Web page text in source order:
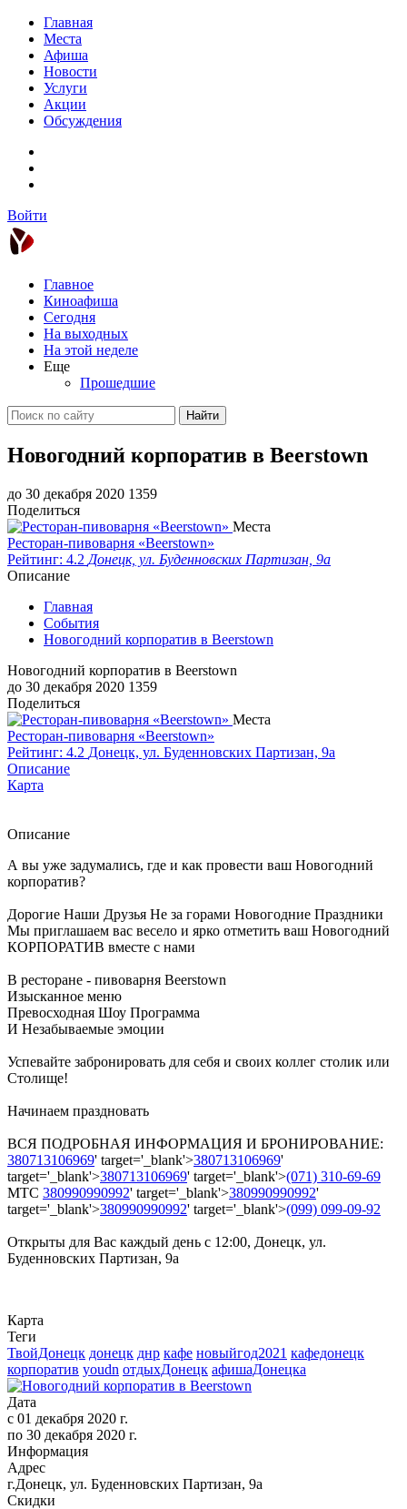
Главная
Места
Афиша
Новости
Услуги
Акции
Обсуждения
Войти
Главное
Киноафиша
Сегодня
На выходных
На этой неделе
Еще
Прошедшие
Найти
Новогодний корпоратив в Beerstown
до 30 декабря 2020 1359
Поделиться
Места
Ресторан-пивоварня «Beerstown»
Рейтинг: 4.2 Донецк, ул. Буденновских Партизан, 9а
Описание
Главная
События
Новогодний корпоратив в Beerstown
Новогодний корпоратив в Beerstown
до 30 декабря 2020 1359
Поделиться
Места
Ресторан-пивоварня «Beerstown»
Рейтинг: 4.2 Донецк, ул. Буденновских Партизан, 9а
Описание
Карта
Описание
А вы уже задумались, где и как провести ваш Новогодний
корпоратив?
Дорогие Наши Друзья Не за горами Новогодние Праздники
Мы приглашаем вас весело и ярко отметить ваш Новогодний
КОРПОРАТИВ вместе с нами
В ресторане - пивоварня Beerstown
Изысканное меню
Превосходная Шоу Программа
И Незабываемые эмоции
Успевайте забронировать для себя и своих коллег столик или
Столище!
Начинаем праздновать
ВСЯ ПОДРОБНАЯ ИНФОРМАЦИЯ И БРОНИРОВАНИЕ:
380713106969' target='_blank'>380713106969'
target='_blank'>380713106969' target='_blank'>(071) 310-69-69
МТС 380990990992' target='_blank'>380990990992'
target='_blank'>380990990992' target='_blank'>(099) 099-09-92
Открыты для Вас каждый день с 12:00, Донецк, ул.
Буденновских Партизан, 9а
Карта
Теги
ТвойДонецк донецк днр кафе новыйгод2021 кафедонецк
корпоратив youdn отдыхДонецк афишаДонецка
Дата
с 01 декабря 2020 г.
по 30 декабря 2020 г.
Информация
Адрес
г.Донецк, ул. Буденновских Партизан, 9а
Скидки